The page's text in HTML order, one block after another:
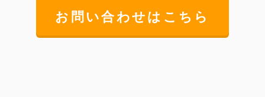
お問い合わせはこちら